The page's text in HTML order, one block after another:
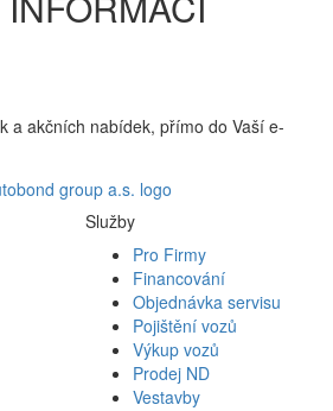
a akčních nabídek, přímo do Vaší e-
Služby
Pro Firmy
Financování
Objednávka servisu
Pojištění vozů
Výkup vozů
Prodej ND
Vestavby